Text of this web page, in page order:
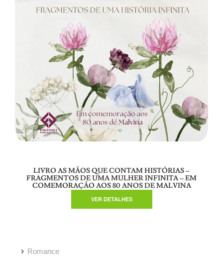
LIVRO AS MÃOS QUE CONTAM HISTÓRIAS –
FRAGMENTOS DE UMA MULHER INFINITA – EM
COMEMORAÇÃO AOS 80 ANOS DE MALVINA
VER DETALHES
Romance